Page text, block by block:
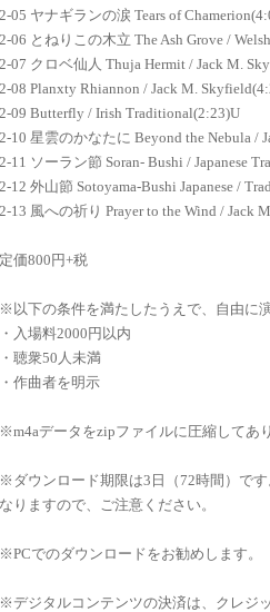
2-05 ヤナギランの涙 Tears of
2-06 とねりこの木立 The Ash Grove /
2-07 クロベ仙人 Thuja Hermit / Jack M.
2-08 Planxty Rhiannon / Jack M.
2-09 Butterfly / Irish Traditional(2:23)U
2-10 星雲のかなたに Beyond the Nebula /
2-11 ソーラン節 Soran- Bushi / Japanese
2-12 外山節 Sotoyama-Bushi Japanese /
2-13 風への祈り Prayer to the Wind / Jack
定価800円+税
※以下の条件を満たしたうえで、自由に
・入場料2000円以内
・聴衆50人未満
・作曲者を明示
※m4aデータをzipファイルに圧縮してあ
※ダウンロード期限は3日（72時間）で
なりますので、ご注意ください。
※PCでのダウンロードをお勧めします。
※デジタルコンテンツの決済は、クレジ